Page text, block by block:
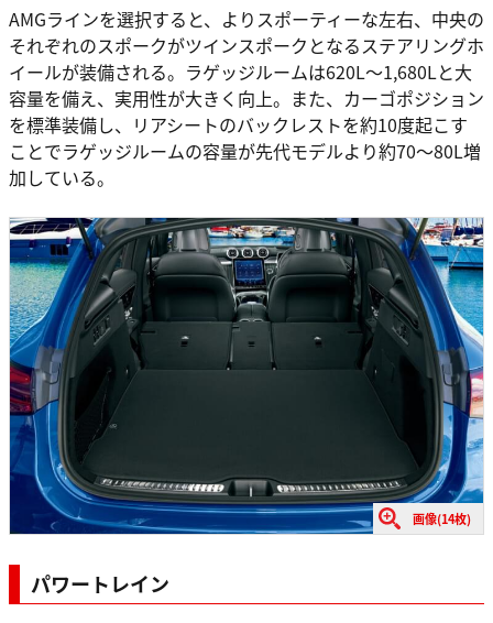
AMGラインを選択すると、よりスポーティーな左右、中央の
それぞれのスポークがツインスポークとなるステアリングホ
イールが装備される。ラゲッジルームは620L～1,680Lと大
容量を備え、実用性が大きく向上。また、カーゴポジション
を標準装備し、リアシートのバックレストを約10度起こす
ことでラゲッジルームの容量が先代モデルより約70～80L増
加している。
画像(14枚)
パワートレイン